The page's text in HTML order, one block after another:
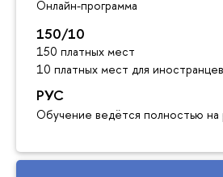
Онлайн-программа
150/10
150 платных мест
10 платных мест для иностранцев
РУС
Обучение ведётся полностью на